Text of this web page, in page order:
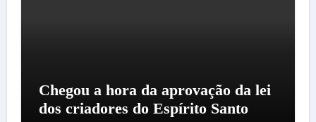
Chegou a hora da aprovação da lei
dos criadores do Espírito Santo